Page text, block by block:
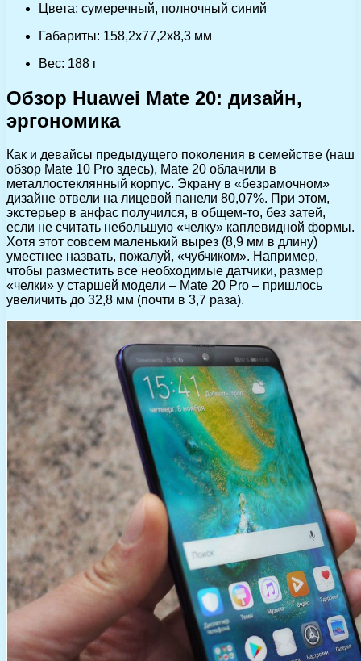
Цвета: сумеречный, полночный синий
Габариты: 158,2х77,2х8,3 мм
Вес: 188 г
Обзор Huawei Mate 20: дизайн,
эргономика
Как и девайсы предыдущего поколения в семействе (наш
обзор Mate 10 Pro здесь), Mate 20 облачили в
металлостеклянный корпус. Экрану в «безрамочном»
дизайне отвели на лицевой панели 80,07%. При этом,
экстерьер в анфас получился, в общем-то, без затей,
если не считать небольшую «челку» каплевидной формы.
Хотя этот совсем маленький вырез (8,9 мм в длину)
уместнее назвать, пожалуй, «чубчиком». Например,
чтобы разместить все необходимые датчики, размер
«челки» у старшей модели – Mate 20 Pro – пришлось
увеличить до 32,8 мм (почти в 3,7 раза).